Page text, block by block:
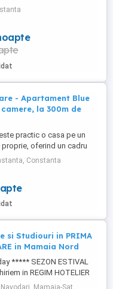
de lei pe noapte!! Cauți
pentru festival sau
la mare? Închiriez
cu 2 camere în Saturn
str. Henny Ignatie nr.
de ...
- Apartament Blue
la 300m de
practic o casa pe un
proprie, oferind un cadru
este situata in zona
Militar, la 300m de
3 papuci - Zoom Beach.
a casei face ca
de toate
Constanta
si Studiouri in PRIMA
in Mamaia Nord
***** SEZON ESTIVAL
in REGIM HOTELIER
SI STUDIOURI Intr-unul din
Mamaia-Sat,